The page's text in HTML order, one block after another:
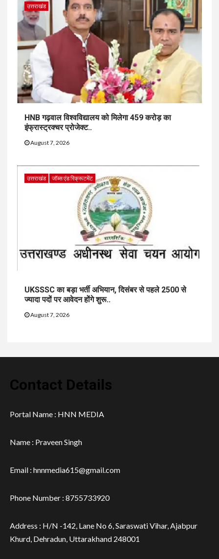
उत्तराखंड
HNB गढ़वाल विश्वविद्यालय को मिलेगा 459 करोड़ का
इंफ्रास्ट्रक्चर प्रोजेक्ट..
August 7, 2026
उत्तराखंड जॉब्स एंड रिक्रूटमेंट
UKSSSC का बड़ा भर्ती अभियान, दिसंबर से पहले 2500 से
ज्यादा पदों पर आवेदन होंगे शुरू..
August 7, 2026
Contact Details
Portal Name : HNN MEDIA
Name : Praveen Singh
Email : hnnmedia615@gmail.com
Phone Number : 8755733920
Address : H/N -142, Lane No 6, Saraswati Vihar, Ajabpur
Khurd, Dehradun, Uttarakhand 248001